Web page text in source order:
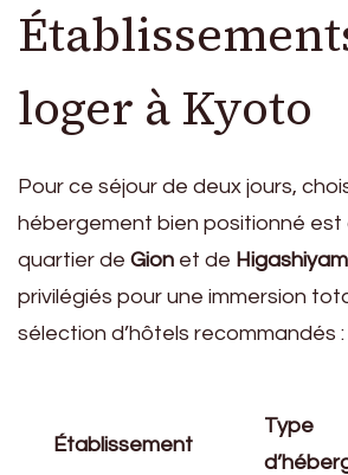
loger à Kyoto
Pour ce séjour de deux jours,
hébergement bien positionné est
quartier de Gion et de
privilégiés pour une immersion
sélection d’hôtels recommandés :
Établissement
Type